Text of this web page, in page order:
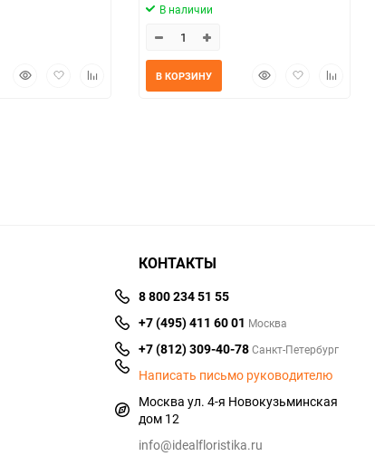
БыстрыйДобавитьДобавить
В наличии
БыстрыйДобавить
В КОРЗИНУ
КОНТАКТЫ
8 800 234 51 55
+7 (495) 411 60 01 Москва
+7 (812) 309-40-78Санкт-Петербург
Написать письмо руководителю
Москва ул. 4-я Новокузьминская
дом 12
info@idealfloristika.ru